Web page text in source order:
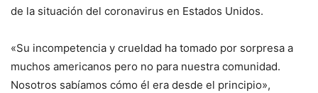
de la situación del coronavirus en Estados Unidos.
«Su incompetencia y crueldad ha tomado por sorpresa a
muchos americanos pero no para nuestra comunidad.
Nosotros sabíamos cómo él era desde el principio»,